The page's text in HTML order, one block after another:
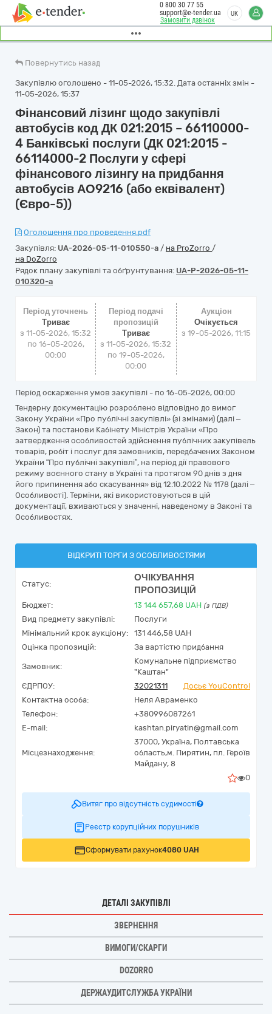
Замовити дзвінок
0 800 30 77 55
support@e-tender.ua
UK
Повернутись назад
Закупівлю оголошено - 11-05-2026, 15:32. Дата останніх змін -
11-05-2026, 15:37
Фінансовий лізинг щодо закупівлі
автобусів код ДК 021:2015 – 66110000-
4 Банківські послуги (ДК 021:2015 -
66114000-2 Послуги у сфері
фінансового лізингу на придбання
автобусів АО9216 (або еквівалент)
(Євро-5))
Оголошення про проведення.pdf
Закупівля: UA-2026-05-11-010550-a / на ProZorro /
на DoZorro
Рядок плану закупівлі та обґрунтування: UA-P-2026-05-11-
010320-a
Період уточнень
Триває
з 11-05-2026, 15:32
по 16-05-2026,
00:00
Період подачі
пропозицій
Триває
з 11-05-2026, 15:32
по 19-05-2026,
00:00
Аукціон
Очікується
з19-05-2026, 11:15
Період оскарження умов закупівлі - по 16-05-2026, 00:00
Тендерну документацію розроблено відповідно до вимог
Закону України «Про публічні закупівлі» (зі змінами) (далі –
Закон) та постанови Кабінету Міністрів України «Про
затвердження особливостей здійснення публічних закупівель
товарів, робіт і послуг для замовників, передбачених Законом
України “Про публічні закупівлі”, на період дії правового
режиму воєнного стану в Україні та протягом 90 днів з дня
його припинення або скасування» від 12.10.2022 № 1178 (далі –
Особливості). Терміни, які використовуються в цій
документації, вживаються у значенні, наведеному в Законі та
Особливостях.
ВІДКРИТІ ТОРГИ З ОСОБЛИВОСТЯМИ
Статус:
ОЧІКУВАННЯ
ПРОПОЗИЦІЙ
Бюджет: 13 144 657,68 UAH (з ПДВ)
Вид предмету закупівлі:
Послуги
Мінімальний крок аукціону:
131 446,58 UAH
Оцінка пропозицій:
За вартістю придбання
Замовник:
Комунальне підприємство
"Каштан"
ЄДРПОУ:
32021311
Досьє YouControl
Контактна особа:
Неля Авраменко
Телефон:
+380996087261
E-mail:
kashtan.piryatin@gmail.com
Місцезнаходження:
37000, Україна, Полтавська
область,м. Пирятин, пл. Героїв
Майдану, 8
0
Витяг про відсутність судимості
Реєстр корупційних порушників
Сформувати рахунок4080 UAH
ДЕТАЛІ ЗАКУПІВЛІ
ЗВЕРНЕННЯ
ВИМОГИ/СКАРГИ
DOZORRO
ДЕРЖАУДИТСЛУЖБА УКРАЇНИ